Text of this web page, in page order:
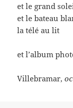
et le grand
et le bateau
la télé au lit
et l’album
Villebramar,